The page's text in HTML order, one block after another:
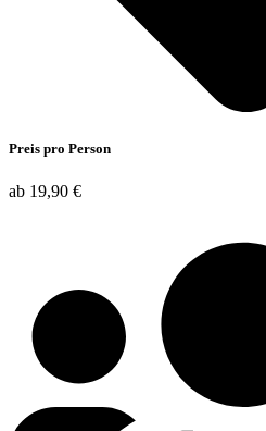
Preis pro Person
ab 19,90 €